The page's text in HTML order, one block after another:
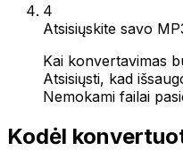
4
Atsisiųskite savo
Kai konvertavimas
Atsisiųsti, kad
Nemokami failai
Kodėl